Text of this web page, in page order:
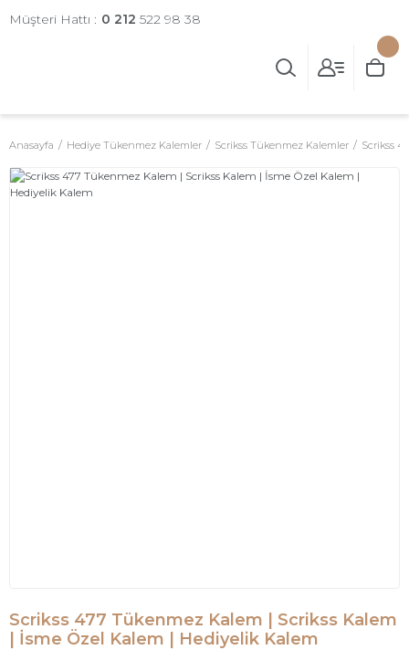
Müşteri Hattı : 0 212 522 98 38
Anasayfa Hediye Tükenmez Kalemler Scrikss Tükenmez Kalemler Scrikss
Scrikss 477 Tükenmez Kalem | Scrikss Kalem
| İsme Özel Kalem | Hediyelik Kalem